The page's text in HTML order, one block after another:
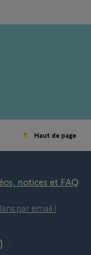
Haut de page
notices et FAQ
par email !